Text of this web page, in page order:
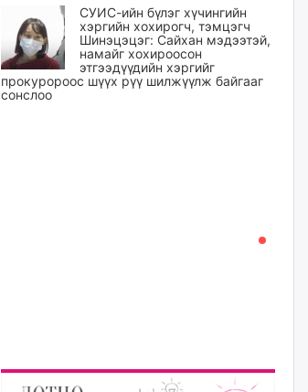
СУИС-ийн бүлэг хүчингийн
хэргийн хохирогч, тэмцэгч
Шинэцэцэг: Сайхан мэдээтэй,
намайг хохироосон
этгээдүүдийн хэргийг
прокуророос шүүх рүү шилжүүлж байгааг
сонслоо